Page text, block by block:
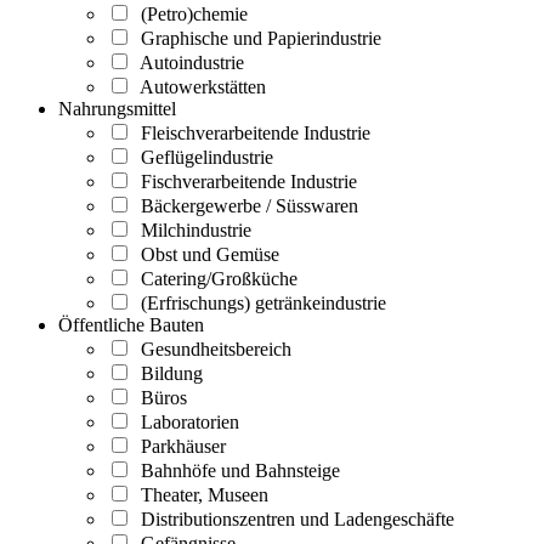
(Petro)chemie
Graphische und Papierindustrie
Autoindustrie
Autowerkstätten
Nahrungsmittel
Fleischverarbeitende Industrie
Geflügelindustrie
Fischverarbeitende Industrie
Bäckergewerbe / Süsswaren
Milchindustrie
Obst und Gemüse
Catering/Großküche
(Erfrischungs) getränkeindustrie
Öffentliche Bauten
Gesundheitsbereich
Bildung
Büros
Laboratorien
Parkhäuser
Bahnhöfe und Bahnsteige
Theater, Museen
Distributionszentren und Ladengeschäfte